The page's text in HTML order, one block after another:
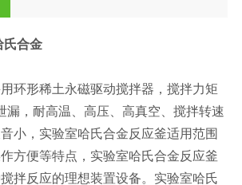
氏合金
环形稀土永磁驱动搅拌器，搅拌力矩
漏，耐高温、高压、高真空、搅拌转速
小，实验室哈氏合金反应釜适用范围
方便等特点，实验室哈氏合金反应釜
拌反应的理想装置设备。实验室哈氏